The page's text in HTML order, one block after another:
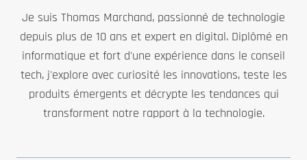
Je suis Thomas Marchand, passionné de technologie
depuis plus de 10 ans et expert en digital. Diplômé en
informatique et fort d'une expérience dans le conseil
tech, j'explore avec curiosité les innovations, teste les
produits émergents et décrypte les tendances qui
transforment notre rapport à la technologie.